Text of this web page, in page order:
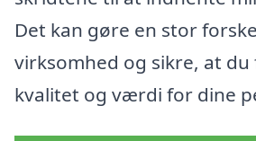
Det kan gøre en stor
virksomhed og sikre, at
kvalitet og værdi for dine